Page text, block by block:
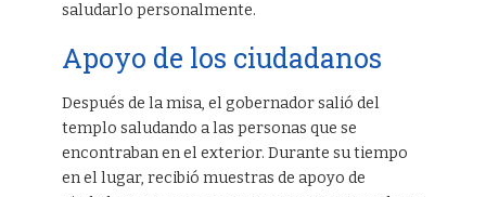
saludarlo personalmente.
Apoyo de los ciudadanos
Después de la misa, el gobernador salió del
templo saludando a las personas que se
encontraban en el exterior. Durante su tiempo
en el lugar, recibió muestras de apoyo de